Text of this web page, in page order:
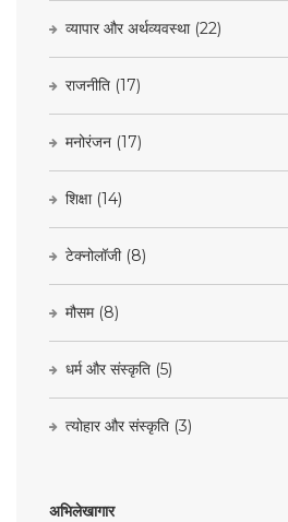
व्यापार और अर्थव्यवस्था (22)
राजनीति (17)
मनोरंजन (17)
शिक्षा (14)
टेक्नोलॉजी (8)
मौसम (8)
धर्म और संस्कृति (5)
त्योहार और संस्कृति (3)
अभिलेखागार